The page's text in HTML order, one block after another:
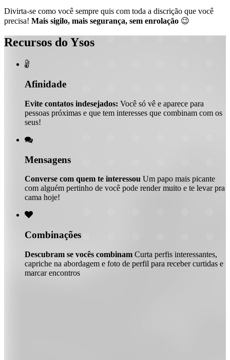
Divirta-se como você sempre quis com toda a discrição que você
precisa! Mais sigilo, mais segurança, sem enrolação 😉
Recursos do Ysos

Afinidade
Evite contatos indesejados: Você só vê e aparece para
pessoas próximas e que tem interesses que combinam com os
seus!

Mensagens
Converse com quem te interessou Um papo mais picante
com alguém pertinho de você pode render muito e te levar pra
cama hoje!

Combinações
Descubram se vocês combinam Curta perfis interessantes,
capriche na abordagem e foto de perfil para receber curtidas e
marcar encontros